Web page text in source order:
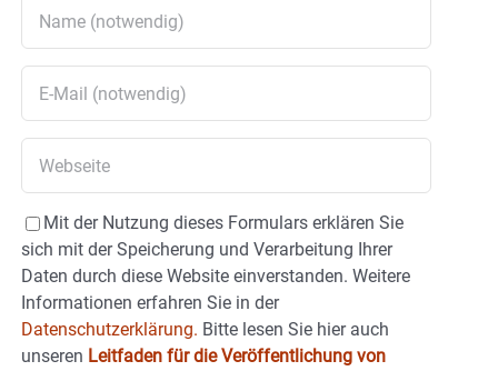
Mit der Nutzung dieses Formulars erklären Sie
sich mit der Speicherung und Verarbeitung Ihrer
Daten durch diese Website einverstanden. Weitere
Informationen erfahren Sie in der
Datenschutzerklärung. Bitte lesen Sie hier auch
unseren Leitfaden für die Veröffentlichung von